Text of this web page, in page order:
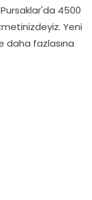
4500
Yeni
daha fazlasına